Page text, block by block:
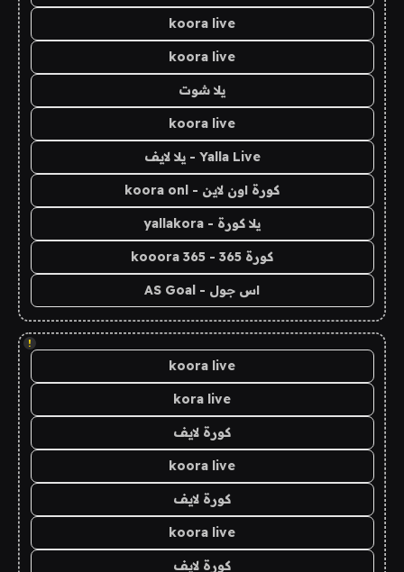
koora live
koora live
يلا شوت
koora live
Yalla Live - يلا لايف
كورة اون لاين - koora onl
يلا كورة - yallakora
كورة 365 - kooora 365
اس جول - AS Goal
!
koora live
kora live
كورة لايف
koora live
كورة لايف
koora live
كورة لايف